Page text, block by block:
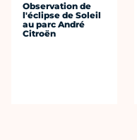
Observation de
l'éclipse de Soleil
au parc André
Citroën